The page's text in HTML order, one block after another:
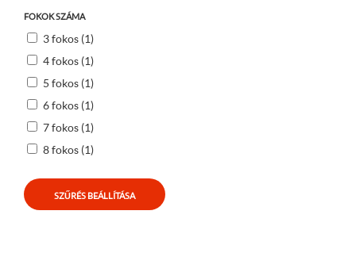
FOKOK SZÁMA
3 fokos (1)
4 fokos (1)
5 fokos (1)
6 fokos (1)
7 fokos (1)
8 fokos (1)
SZŰRÉS BEÁLLÍTÁSA